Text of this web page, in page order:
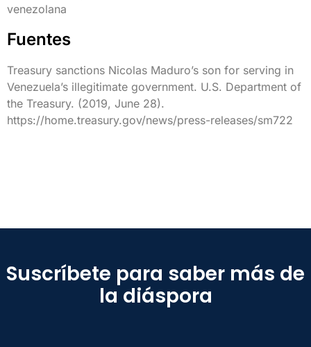
venezolana
Fuentes
Treasury sanctions Nicolas Maduro’s son for serving in
Venezuela’s illegitimate government. U.S. Department of
the Treasury. (2019, June 28).
https://home.treasury.gov/news/press-releases/sm722
Suscríbete para saber más de
la diáspora